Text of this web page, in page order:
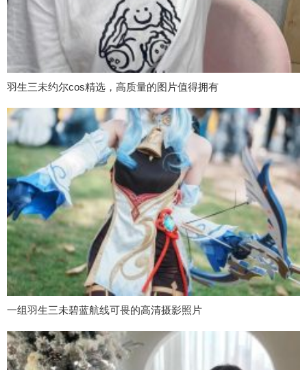
羽生三未约尔cos精选，高质量的图片值得拥有
一组羽生三未碧蓝航线可畏的高清摄影照片